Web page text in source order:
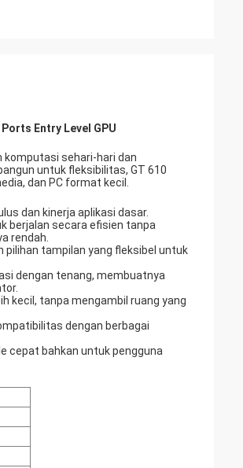
Entry Level GPU
komputasi sehari-hari dan
untuk fleksibilitas, GT 610
dan PC format kecil.
dan kinerja aplikasi dasar.
berjalan secara efisien tanpa
rendah.
pilihan tampilan yang fleksibel untuk
dengan tenang, membuatnya
kecil, tanpa mengambil ruang yang
dengan berbagai
cepat bahkan untuk pengguna